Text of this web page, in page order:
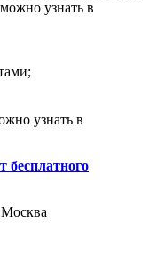
узнать в
узнать в
бесплатного